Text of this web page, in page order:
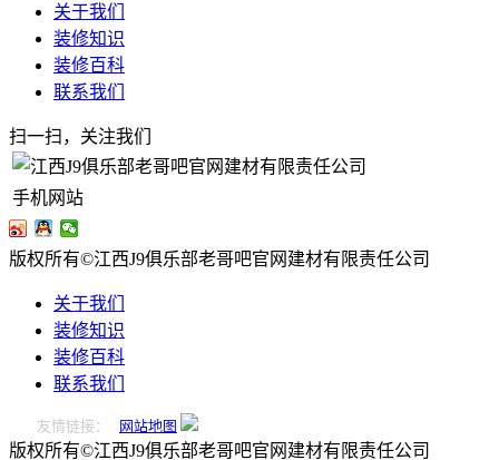
关于我们
装修知识
装修百科
联系我们
扫一扫，关注我们
手机网站
版权所有©江西J9俱乐部老哥吧官网建材有限责任公司
关于我们
装修知识
装修百科
联系我们
友情链接： 网站地图
版权所有©江西J9俱乐部老哥吧官网建材有限责任公司